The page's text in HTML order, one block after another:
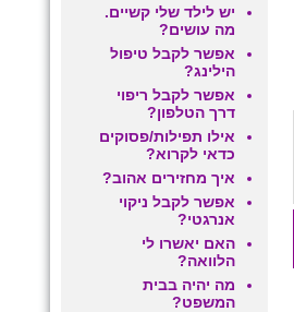
יש לילד שלי קשיים.
מה עושים?
אפשר לקבל טיפול
הילינג?
אפשר לקבל ריפוי
דרך הטלפון?
אילו תפילות/פסוקים
כדאי לקרוא?
איך מחזירים אהוב?
אפשר לקבל ניקוי
אנרגטי?
האם יאשרו לי
הלוואה?
מה יהיה בבית
המשפט?